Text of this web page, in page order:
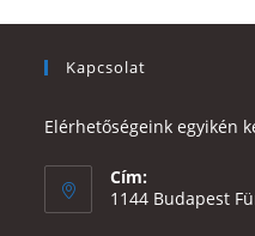
Kapcsolat
Elérhetőségeink egyikén
Cím:
1144 Budapest